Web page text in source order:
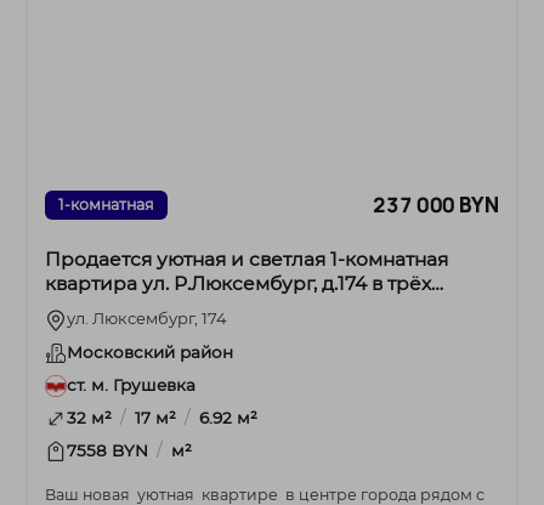
1-комнатная 237 000 BYN
Продается уютная и светлая 1-комнатная
квартира ул. Р.Люксембург, д.174 в трёх
остановках от метро.
ул. Люксембург, 174
Московский район
ст. м. Грушевка
32 м² / 17 м² / 6.92 м²
7558 BYN / м²
Ваш новая уютная квартире в центре города рядом с